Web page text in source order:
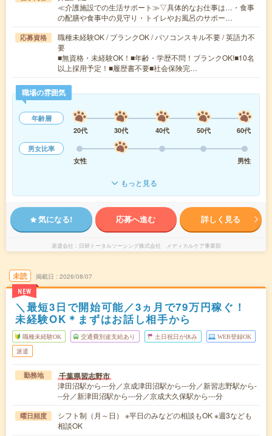
≪介護施設での生活サポート≫▽具体的なお仕事は…・食事
の配膳や食事中の見守り・トイレやお風呂のサポー…
応募資格
職種未経験OK / ブランクOK / パソコンスキル不要 / 英語力不
要
■無資格・未経験OK！■年齢・学歴不問！ブランクOK!■10名
以上採用予定！■履歴書不要■社会保険完…
職場の雰囲気
年齢層
20代
30代 40代 50代
60代
男女比率
女性
男性
もっと見る
気になる! 応募へ進む 詳しく見る
派遣会社 日研トータルソーシング株式会社 メディカルケア事業部
未読
NEW
掲載日 2026/08/07
＼最短3日で開始可能／3ヵ月で79万円稼ぐ！
未経験OK＊まずはお話し相手から
職種未経験OK 交通費別途支給あり 土日祝日が休み WEB登録OK
派遣
勤務地 千葉県習志野市
津田沼駅から---分／京成津田沼駅から---分／新習志野駅から-
--分／新津田沼駅から---分／京成大久保駅から---分
曜日頻度
シフト制（月～日） ※平日のみなどの相談もOK ※週3なども
相談OK